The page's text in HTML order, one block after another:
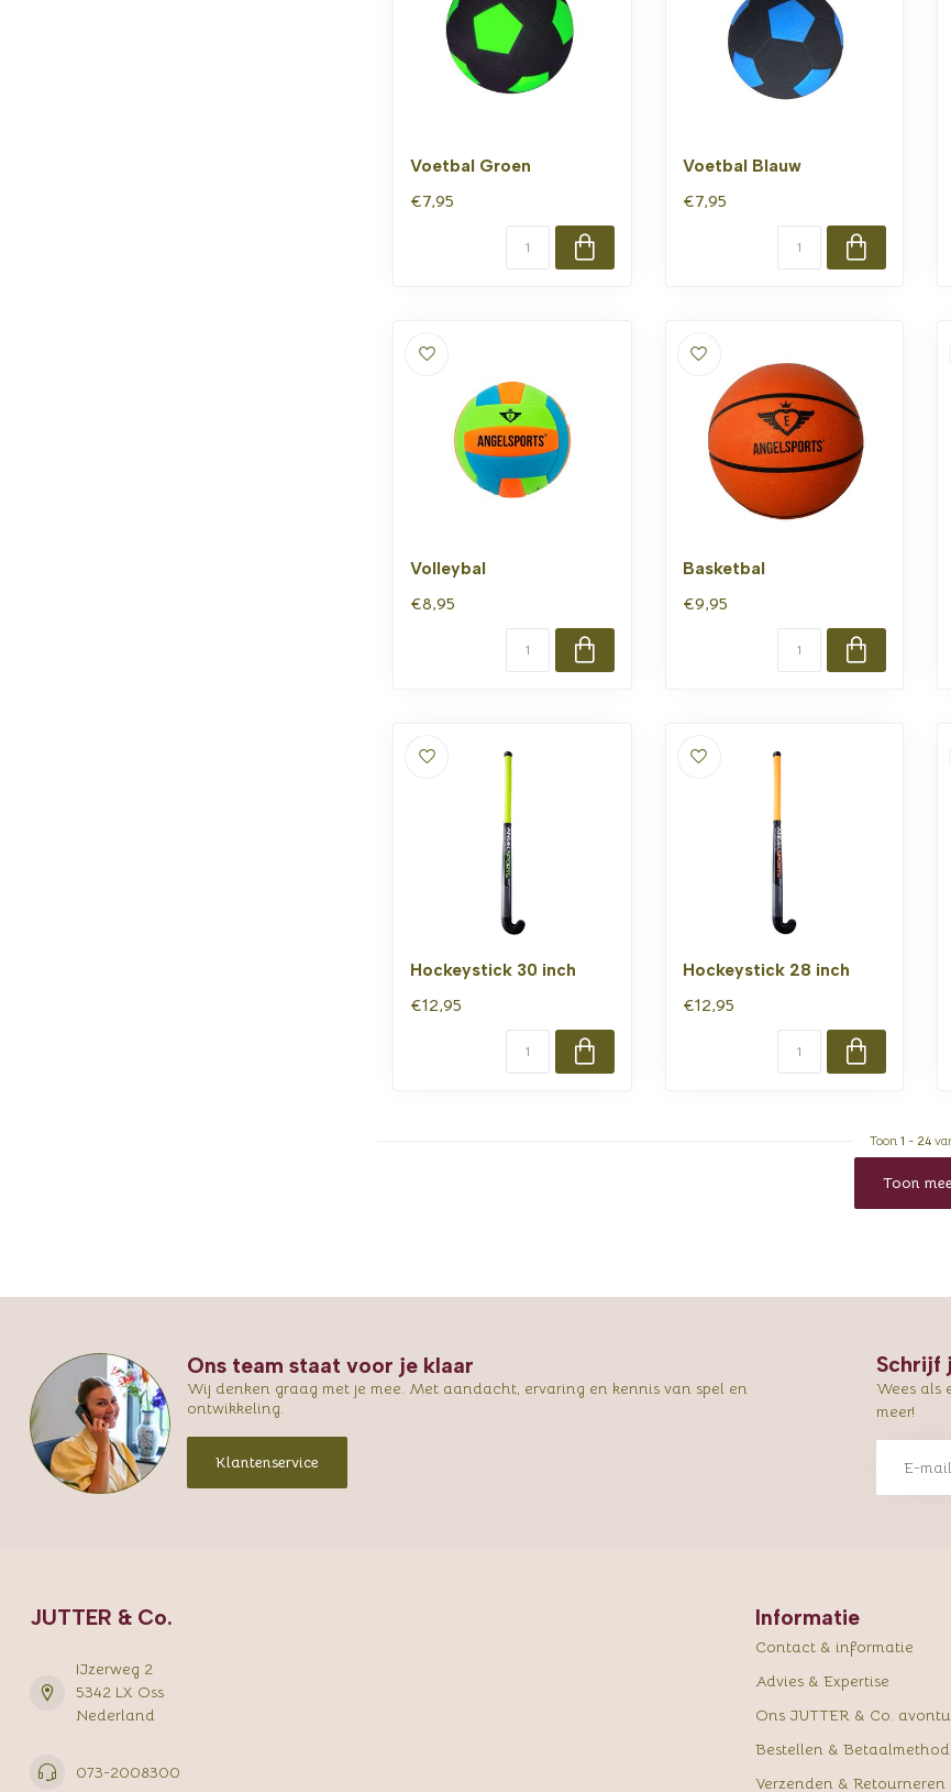
Voetbal Groen
€7,95
Voetbal Blauw
€7,95
Volleybal
€8,95
Basketbal
€9,95
Hockeystick 30 inch
€12,95
Hockeystick 28 inch
€12,95
Toon 1 - 24
Toon
Ons team staat voor je klaar
Wij denken graag met je mee. Met aandacht, ervaring en kennis van spel en
ontwikkeling.
Klantenservice
Schrijf
Wees als
meer!
JUTTER & Co.
IJzerweg 2
5342 LX Oss
Nederland
073-2008300
Informatie
Contact & informatie
Advies & Expertise
Ons JUTTER & Co.
Bestellen &
Verzenden & Retourneren